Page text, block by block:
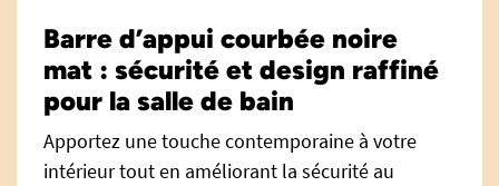
Barre d’appui courbée noire
mat : sécurité et design raffiné
pour la salle de bain
Apportez une touche contemporaine à votre
intérieur tout en améliorant la sécurité au